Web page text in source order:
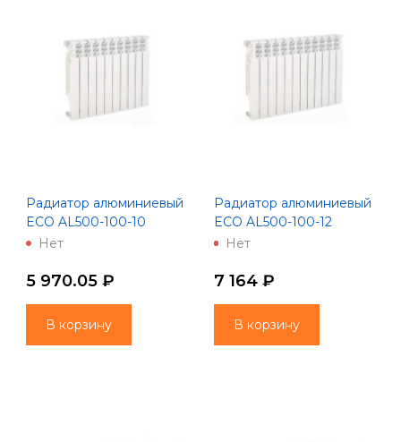
Радиатор алюминиевый
ECO AL500-100-10
(Lammin)
Нет
5 970.05 ₽
В корзину
Радиатор алюминиевый
ECO AL500-100-12
(Lammin)
Нет
7 164 ₽
В корзину